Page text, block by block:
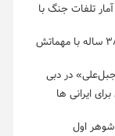
تلفات جنگ با
به ترامپ سوءقصد شد/ یک فرد ۳۸ ساله با مهماتش
در دبی
پول برای ایرانی ها
اول